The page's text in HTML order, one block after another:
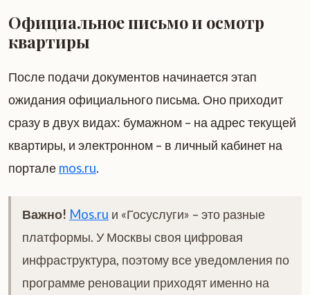
Официальное письмо и осмотр
квартиры
После подачи документов начинается этап
ожидания официального письма. Оно приходит
сразу в двух видах: бумажном – на адрес текущей
квартиры, и электронном – в личный кабинет на
портале mos.ru.
Важно! Mos.ru и «Госуслуги» – это разные
платформы. У Москвы своя цифровая
инфраструктура, поэтому все уведомления по
программе реновации приходят именно на